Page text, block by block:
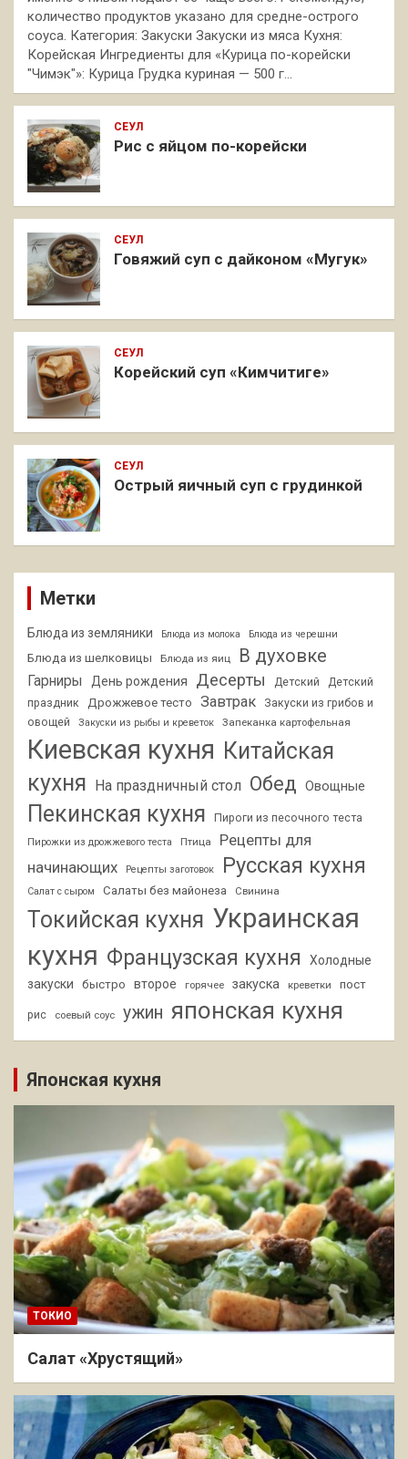
количество продуктов указано для средне-острого
соуса. Категория: Закуски Закуски из мяса Кухня:
Корейская Ингредиенты для «Курица по-корейски
"Чимэк"»: Курица Грудка куриная — 500 г…
СЕУЛ
Рис с яйцом по-корейски
СЕУЛ
Говяжий суп с дайконом «Мугук»
СЕУЛ
Корейский суп «Кимчитиге»
СЕУЛ
Острый яичный суп с грудинкой
Метки
Блюда из земляники Блюда из молока Блюда из черешни
Блюда из шелковицы Блюда из яиц В духовке
Гарниры День рождения Десерты Детский
Детский
праздник
Дрожжевое тесто Завтрак
Закуски из грибов и
овощей
Закуски из рыбы и креветок Запеканка картофельная
Киевская кухня Китайская
кухня
На праздничный стол Обед Овощные
Пекинская кухня Пироги из песочного теста
Пирожки из дрожжевого теста Птица
Рецепты для
начинающих
Рецепты заготовок Русская кухня
Салат с сыром Салаты без майонеза Свинина
Токийская кухня Украинская
кухня Французская кухня
Холодные
закуски
быстро второе горячее закуска креветки пост
рис соевый соус ужин японская кухня
Японская кухня
ТОКИО
Салат «Хрустящий»